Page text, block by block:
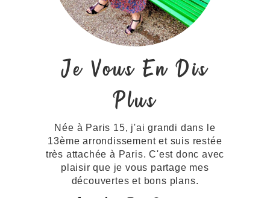
Je Vous En Dis
Plus
Née à Paris 15, j'ai grandi dans le
13ème arrondissement et suis restée
très attachée à Paris. C'est donc avec
plaisir que je vous partage mes
découvertes et bons plans.